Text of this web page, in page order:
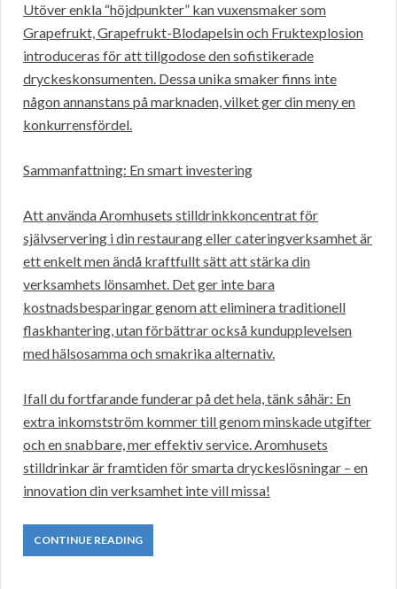
Utöver enkla “höjdpunkter” kan vuxensmaker som
Grapefrukt, Grapefrukt-Blodapelsin och Fruktexplosion
introduceras för att tillgodose den sofistikerade
dryckeskonsumenten. Dessa unika smaker finns inte
någon annanstans på marknaden, vilket ger din meny en
konkurrensfördel.
Sammanfattning: En smart investering
Att använda Aromhusets stilldrinkkoncentrat för
självservering i din restaurang eller cateringverksamhet är
ett enkelt men ändå kraftfullt sätt att stärka din
verksamhets lönsamhet. Det ger inte bara
kostnadsbesparingar genom att eliminera traditionell
flaskhantering, utan förbättrar också kundupplevelsen
med hälsosamma och smakrika alternativ.
Ifall du fortfarande funderar på det hela, tänk såhär: En
extra inkomstström kommer till genom minskade utgifter
och en snabbare, mer effektiv service. Aromhusets
stilldrinkar är framtiden för smarta dryckeslösningar – en
innovation din verksamhet inte vill missa!
CONTINUE READING